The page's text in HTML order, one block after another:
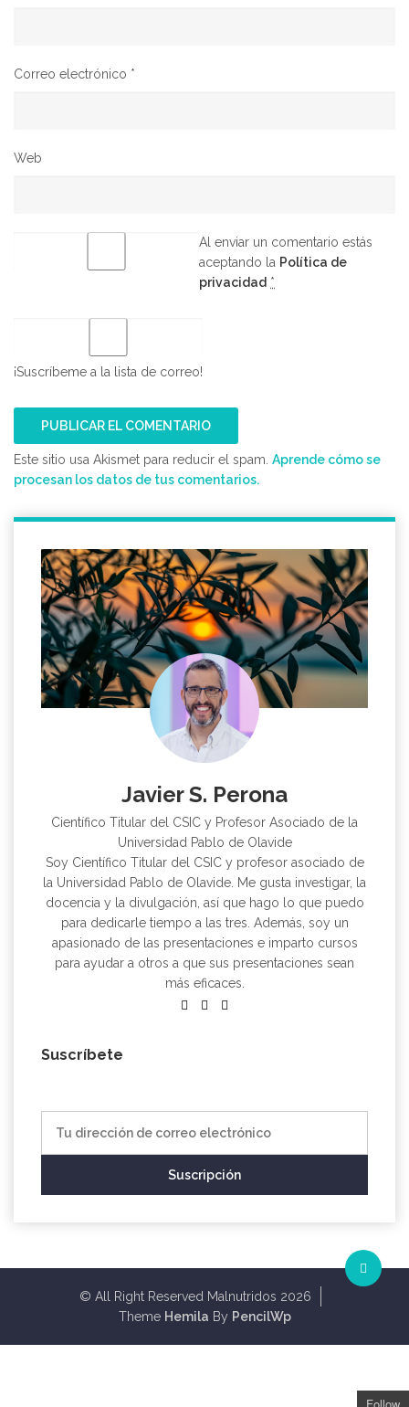
Correo electrónico *
Web
Al enviar un comentario estás
aceptando la Política de
privacidad *
¡Suscríbeme a la lista de correo!
Este sitio usa Akismet para reducir el spam. Aprende cómo se
procesan los datos de tus comentarios.
Javier S. Perona
Científico Titular del CSIC y Profesor Asociado de la
Universidad Pablo de Olavide
Soy Científico Titular del CSIC y profesor asociado de
la Universidad Pablo de Olavide. Me gusta investigar, la
docencia y la divulgación, así que hago lo que puedo
para dedicarle tiempo a las tres. Además, soy un
apasionado de las presentaciones e imparto cursos
para ayudar a otros a que sus presentaciones sean
más eficaces.
Suscríbete
© All Right Reserved Malnutridos 2026
Theme Hemila By PencilWp